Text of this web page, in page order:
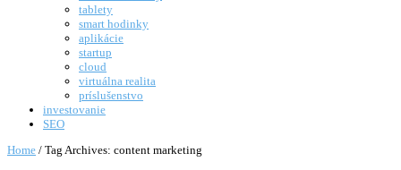
tablety
smart hodinky
aplikácie
startup
cloud
virtuálna realita
príslušenstvo
investovanie
SEO
Home / Tag Archives: content marketing